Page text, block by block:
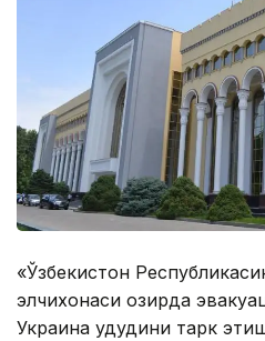
«Ўзбекистон
элчихонаси ҳозирда
Украина ҳудудини тарк